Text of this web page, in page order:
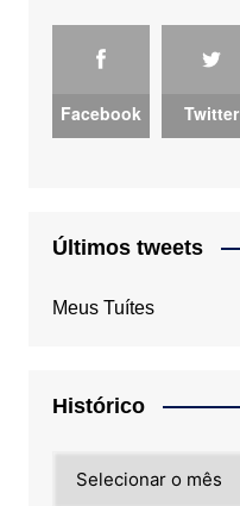
Facebook Twitter
Últimos tweets
Meus Tuítes
Histórico